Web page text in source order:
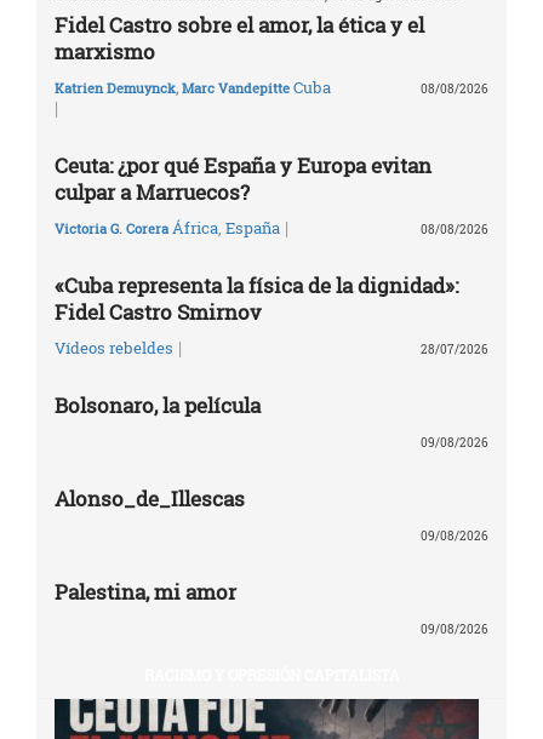
Fidel Castro sobre el amor, la ética y el
marxismo
Katrien Demuynck, Marc Vandepitte Cuba
|
08/08/2026
Ceuta: ¿por qué España y Europa evitan
culpar a Marruecos?
Victoria G. Corera África España | 08/08/2026
«Cuba representa la física de la dignidad»:
Fidel Castro Smirnov
Vídeos rebeldes | 28/07/2026
Bolsonaro, la película
09/08/2026
Alonso_de_Illescas
09/08/2026
Palestina, mi amor
09/08/2026